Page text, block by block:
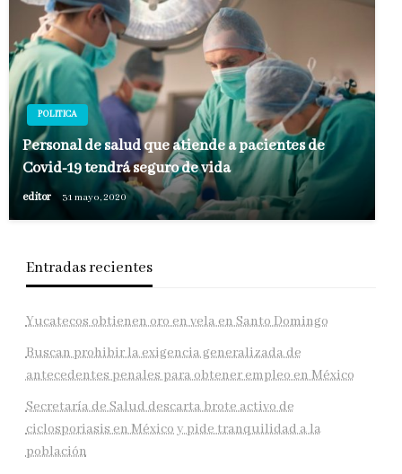
POLITICA
Personal de salud que atiende a pacientes de
Covid-19 tendrá seguro de vida
editor 31 mayo, 2020
Entradas recientes
Yucatecos obtienen oro en vela en Santo Domingo
Buscan prohibir la exigencia generalizada de
antecedentes penales para obtener empleo en México
Secretaría de Salud descarta brote activo de
ciclosporiasis en México y pide tranquilidad a la
población